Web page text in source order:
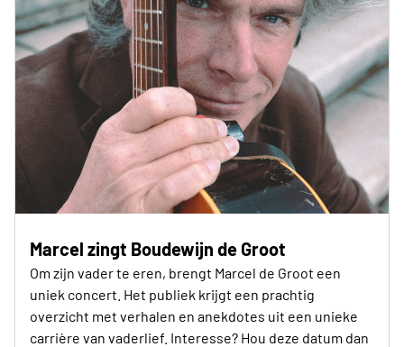
Marcel zingt Boudewijn de Groot
Om zijn vader te eren, brengt Marcel de Groot een
uniek concert. Het publiek krijgt een prachtig
overzicht met verhalen en anekdotes uit een unieke
carrière van vaderlief. Interesse? Hou deze datum dan